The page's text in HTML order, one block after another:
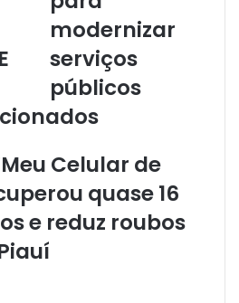
modernizar
serviços
públicos
Celular de
quase 16
e reduz roubos